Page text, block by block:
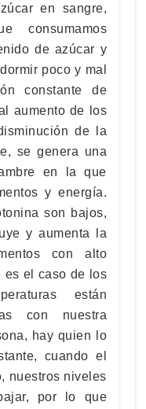
en sangre,
consumamos
de azúcar y
poco y mal
constante de
aumento de los
de la
se genera una
en la que
y energía.
son bajos,
y aumenta la
con alto
es el caso de los
están
con nuestra
hay quien lo
cuando el
nuestros niveles
por lo que